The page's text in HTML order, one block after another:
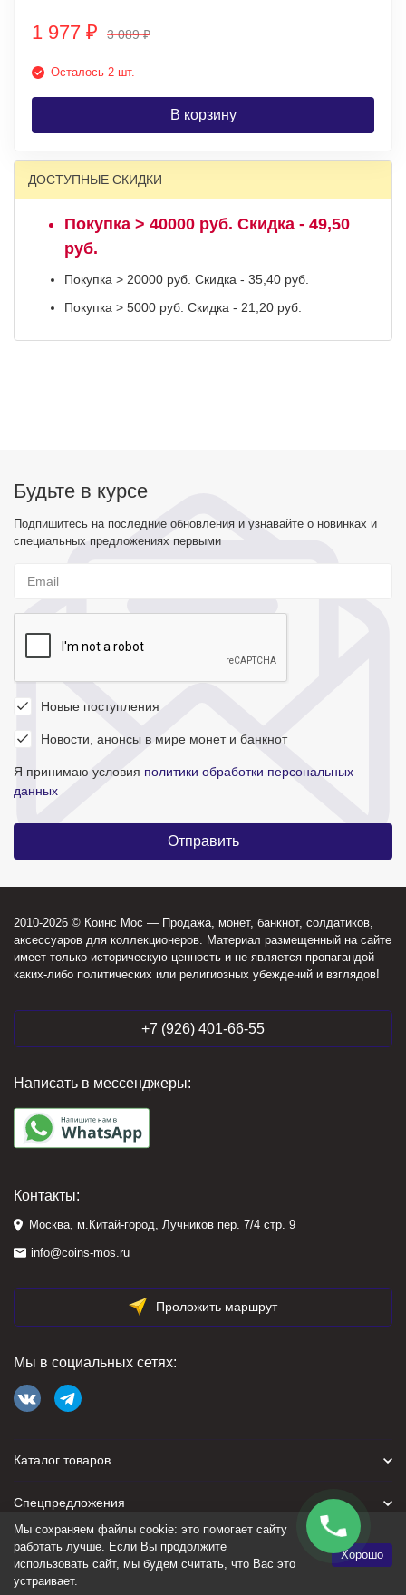
1 977 ₽ 3 089₽
Осталось 2 шт.
В корзину
ДОСТУПНЫЕ СКИДКИ
Покупка > 40000 руб. Скидка - 49,50
руб.
Покупка > 20000 руб. Скидка - 35,40 руб.
Покупка > 5000 руб. Скидка - 21,20 руб.
Будьте в курсе
Подпишитесь на последние обновления и узнавайте о новинках и
специальных предложениях первыми
Новые поступления
Новости, анонсы в мире монет и банкнот
Я принимаю условия политики обработки персональных
данных
2010-2026 © Коинс Мос — Продажа, монет, банкнот, солдатиков,
аксессуаров для коллекционеров. Материал размещенный на сайте
имеет только историческую ценность и не является пропагандой
каких-либо политических или религиозных убеждений и взглядов!
+7 (926) 401-66-55
Написать в мессенджеры:
Контакты:
Москва, м.Китай-город, Лучников пер. 7/4 стр. 9
info@coins-mos.ru
Проложить маршрут
Мы в социальных сетях:
Каталог товаров
Спецпредложения
Для покупателя
Мы сохраняем файлы cookie: это помогает сайту
работать лучше. Если Вы продолжите
использовать сайт, мы будем считать, что Вас это
устраивает.
Хорошо